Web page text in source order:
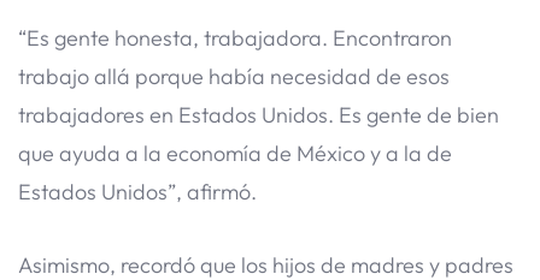
“Es gente honesta, trabajadora. Encontraron
trabajo allá porque había necesidad de esos
trabajadores en Estados Unidos. Es gente de bien
que ayuda a la economía de México y a la de
Estados Unidos”, afirmó.
Asimismo, recordó que los hijos de madres y padres